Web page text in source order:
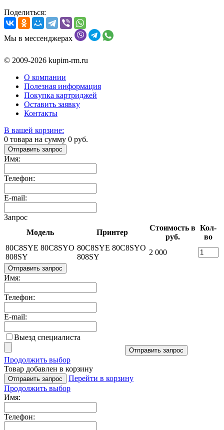
Поделиться:
Мы в мессенджерах
© 2009-2026 kupim-rm.ru
О компании
Полезная информация
Покупка картриджей
Оставить заявку
Контакты
В вашей корзине:
0 товара на сумму 0 руб.
Отправить запрос
Имя:
Телефон:
E-mail:
Запрос
Модель
Принтер
Стоимость в
руб.
Кол-
во
80C8SYE 80C8SYO
808SY
80C8SYE 80C8SYO
808SY
2 000
Отправить запрос
Имя:
Телефон:
E-mail:
Выезд специалиста
Отправить запрос
Продолжить выбор
Товар добавлен в корзину
Отправить запрос
Перейти в корзину
Продолжить выбор
Имя:
Телефон: